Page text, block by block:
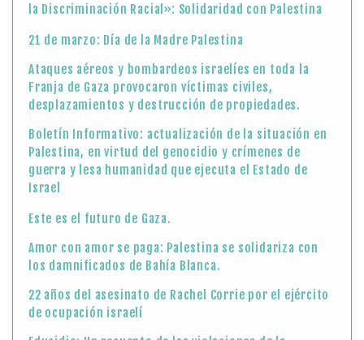
la Discriminación Racial»: Solidaridad con Palestina
21 de marzo: Día de la Madre Palestina
Ataques aéreos y bombardeos israelíes en toda la
Franja de Gaza provocaron víctimas civiles,
desplazamientos y destrucción de propiedades.
Boletín Informativo: actualización de la situación en
Palestina, en virtud del genocidio y crímenes de
guerra y lesa humanidad que ejecuta el Estado de
Israel
Este es el futuro de Gaza.
Amor con amor se paga: Palestina se solidariza con
los damnificados de Bahía Blanca.
22 años del asesinato de Rachel Corrie por el ejército
de ocupación israelí